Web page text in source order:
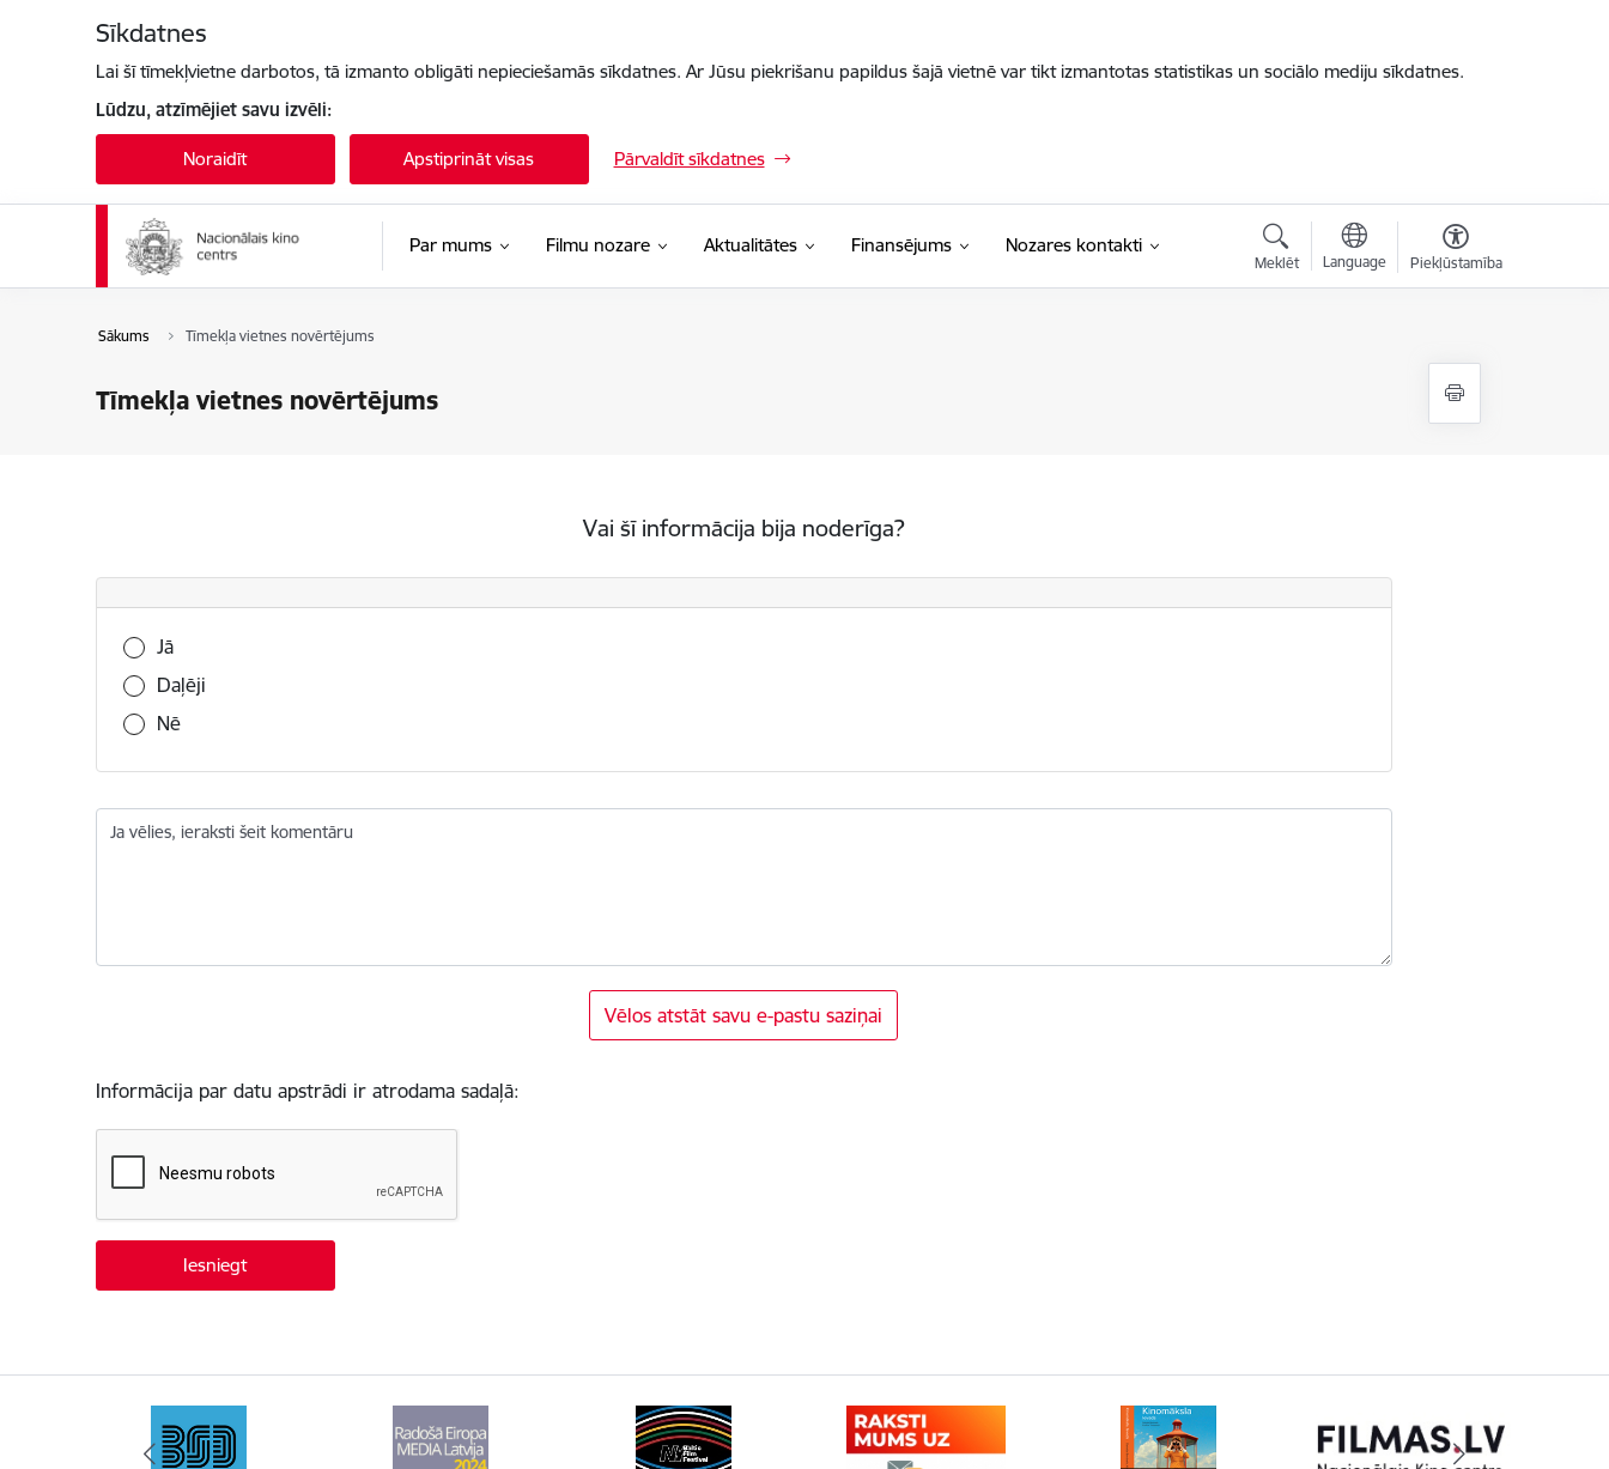
Sīkdatnes
Lai šī tīmekļvietne darbotos, tā izmanto obligāti nepieciešamās sīkdatnes. Ar Jūsu piekrišanu papildus šajā vietnē var tikt izmantotas statistikas un sociālo mediju sīkdatnes.
Lūdzu, atzīmējiet savu izvēli:
Noraidīt Apstiprināt visas Pārvaldīt sīkdatnes
Par mums Filmu nozare Aktualitātes Finansējums Nozares kontakti
Meklēt Language Piekļūstamība
Sākums Tīmekļa vietnes novērtējums
Tīmekļa vietnes novērtējums
Vai šī informācija bija noderīga?
Vai šī informācija bija noderīga?
Jā
Daļēji
Nē
Ja vēlies, ieraksti šeit komentāru
Vēlos atstāt savu e-pastu saziņai
Informācija par datu apstrādi ir atrodama sadaļā: